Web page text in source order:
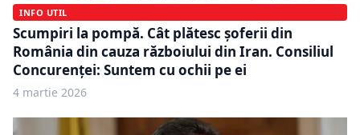
INFO UTIL
Scumpiri la pompă. Cât plătesc șoferii din
România din cauza războiului din Iran. Consiliul
Concurenței: Suntem cu ochii pe ei
4 martie 2026